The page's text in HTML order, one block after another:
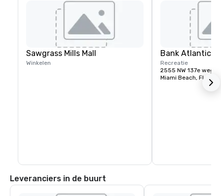
Sawgrass Mills Mall
Winkelen
Bank Atlantic
Recreatie
2555 NW 137e weg
Miami Beach, FL, US
Leveranciers in de buurt